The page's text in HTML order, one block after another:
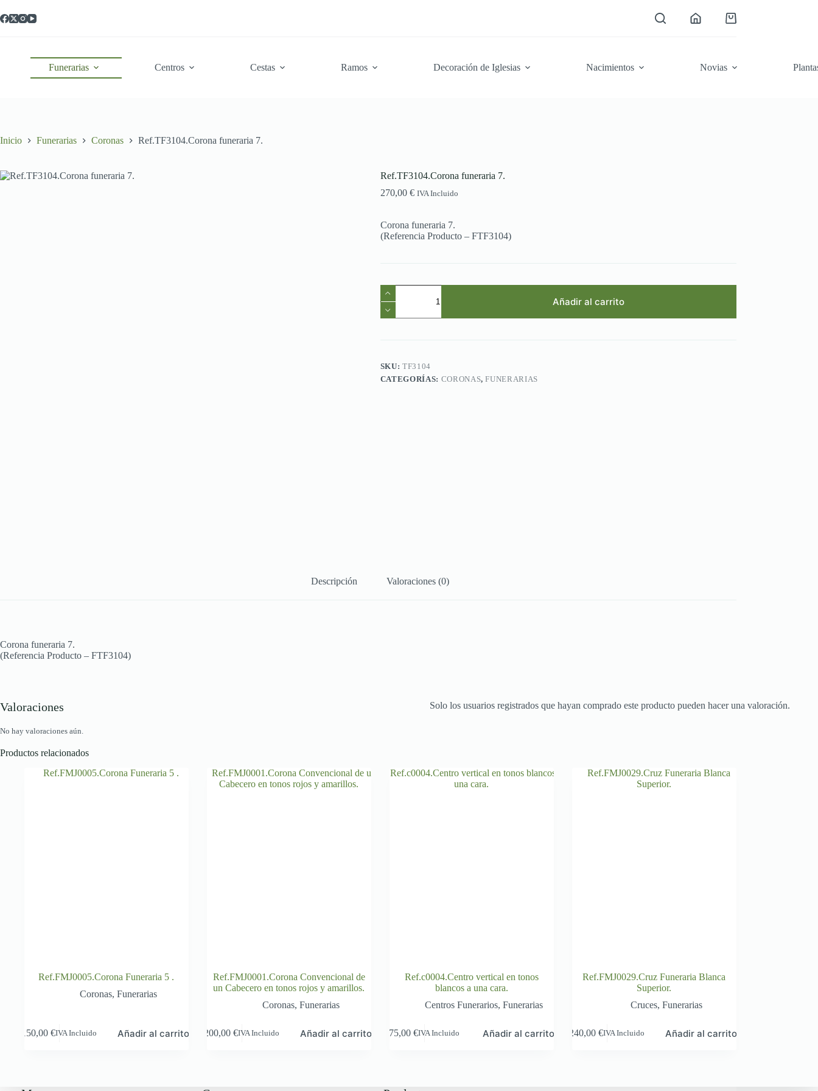
al
contenido
Carro
Funerarias Centros Cestas Ramos Decoración de Iglesias Nacimientos Novias
Inicio Funerarias Coronas Ref.TF3104.Corona funeraria 7.
Ref.TF3104.Corona funeraria 7.
270,00 € IVA Incluido
Corona funeraria 7.
(Referencia Producto – FTF3104)
Ref.TF3104.Corona
funeraria
7.
cantidad
Añadir al carrito
SKU:TF3104
CATEGORÍAS: CORONAS,FUNERARIAS
Descripción Valoraciones (0)
Corona funeraria 7.
(Referencia Producto – FTF3104)
Valoraciones
No hay valoraciones aún.
Solo los usuarios registrados que hayan comprado este producto pueden hacer una valoración.
Productos relacionados
Ref.FMJ0005.Corona Funeraria 5 .
Coronas,Funerarias
150,00€IVA Incluido Añadir al carrito
Ref.FMJ0001.Corona Convencional de
un Cabecero en tonos rojos y amarillos.
Coronas,Funerarias
200,00€IVA Incluido Añadir al carrito
Ref.c0004.Centro vertical en tonos
blancos a una cara.
Centros Funerarios, Funerarias
75,00€IVA Incluido Añadir al carrito
Ref.FMJ0029.Cruz Funeraria Blanca
Superior.
Cruces, Funerarias
240,00€IVA Incluido Añadir al carrito